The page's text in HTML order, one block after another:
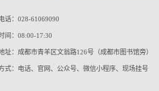
话： 028-61069090
间：08:00-17:30
址：成都市青羊区文翁路126号（成都市图书馆旁）
式：电话、官网、公众号、微信小程序、现场挂号